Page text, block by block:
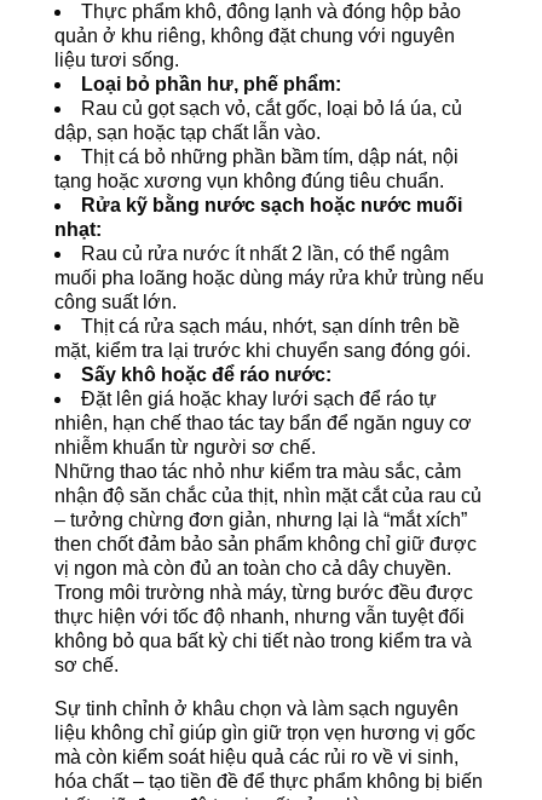
Thực phẩm khô, đông lạnh và đóng hộp bảo
quản ở khu riêng, không đặt chung với nguyên
liệu tươi sống.
Loại bỏ phần hư, phế phẩm:
Rau củ gọt sạch vỏ, cắt gốc, loại bỏ lá úa, củ
dập, sạn hoặc tạp chất lẫn vào.
Thịt cá bỏ những phần bầm tím, dập nát, nội
tạng hoặc xương vụn không đúng tiêu chuẩn.
Rửa kỹ bằng nước sạch hoặc nước muối
nhạt:
Rau củ rửa nước ít nhất 2 lần, có thể ngâm
muối pha loãng hoặc dùng máy rửa khử trùng nếu
công suất lớn.
Thịt cá rửa sạch máu, nhớt, sạn dính trên bề
mặt, kiểm tra lại trước khi chuyển sang đóng gói.
Sấy khô hoặc để ráo nước:
Đặt lên giá hoặc khay lưới sạch để ráo tự
nhiên, hạn chế thao tác tay bẩn để ngăn nguy cơ
nhiễm khuẩn từ người sơ chế.
Những thao tác nhỏ như kiểm tra màu sắc, cảm
nhận độ săn chắc của thịt, nhìn mặt cắt của rau củ
– tưởng chừng đơn giản, nhưng lại là “mắt xích”
then chốt đảm bảo sản phẩm không chỉ giữ được
vị ngon mà còn đủ an toàn cho cả dây chuyền.
Trong môi trường nhà máy, từng bước đều được
thực hiện với tốc độ nhanh, nhưng vẫn tuyệt đối
không bỏ qua bất kỳ chi tiết nào trong kiểm tra và
sơ chế.
Sự tinh chỉnh ở khâu chọn và làm sạch nguyên
liệu không chỉ giúp gìn giữ trọn vẹn hương vị gốc
mà còn kiểm soát hiệu quả các rủi ro về vi sinh,
hóa chất – tạo tiền đề để thực phẩm không bị biến